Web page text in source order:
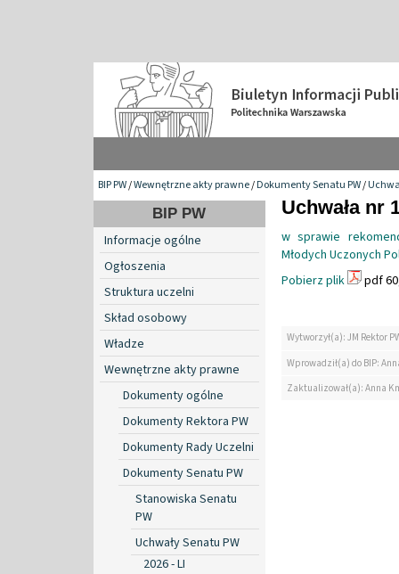
BIP PW/Wewnętrzne akty prawne/Dokumenty Senatu PW/
BIP PW
Informacje ogólne
Ogłoszenia
Struktura uczelni
Skład osobowy
Władze
Wewnętrzne akty prawne
Dokumenty ogólne
Dokumenty Rektora PW
Dokumenty Rady Uczelni
Dokumenty Senatu PW
Stanowiska Senatu
PW
Uchwały Senatu PW
2026 - LI
Uchwała nr
w sprawie
Młodych Uczonych
Pobierz plik
pdf
Wytworzył(a): JM Rektor
Wprowadził(a) do BIP:
Zaktualizował(a): Anna